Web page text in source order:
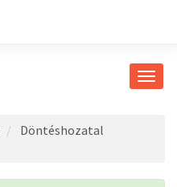
Döntéshozatal